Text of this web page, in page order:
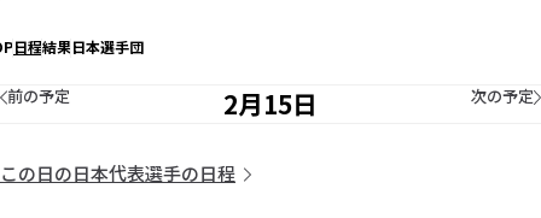
日程結果日本選手団
2月15日
前の予定 次の予定
この日の日本代表選手の日程